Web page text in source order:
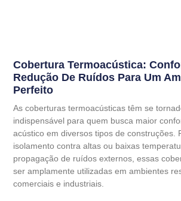
Cobertura Termoacústica:
Redução De Ruídos Para Um
Perfeito
As coberturas termoacústicas têm se
indispensável para quem busca maior
acústico em diversos tipos de construções.
isolamento contra altas ou baixas
propagação de ruídos externos, essas
ser amplamente utilizadas em ambientes
comerciais e industriais.